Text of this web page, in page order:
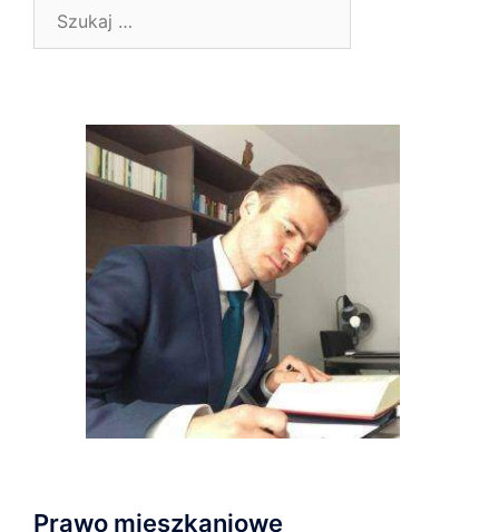
Prawo mieszkaniowe